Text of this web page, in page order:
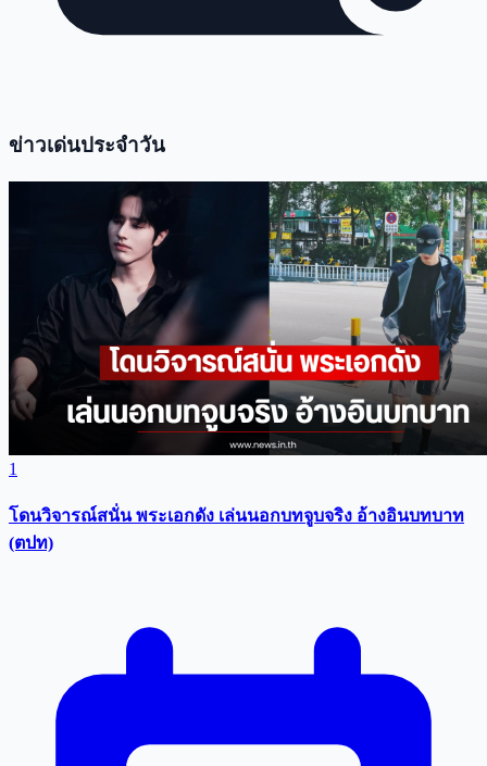
ข่าวเด่นประจำวัน
1
โดนวิจารณ์สนั่น พระเอกดัง เล่นนอกบทจูบจริง อ้างอินบทบาท
(ตปท)